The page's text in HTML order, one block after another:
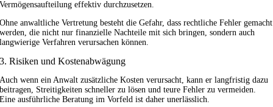
Vermögensaufteilung effektiv durchzusetzen.
Ohne anwaltliche Vertretung besteht die Gefahr, dass rechtliche Fehler gemacht
werden, die nicht nur finanzielle Nachteile mit sich bringen, sondern auch
langwierige Verfahren verursachen können.
3. Risiken und Kostenabwägung
Auch wenn ein Anwalt zusätzliche Kosten verursacht, kann er langfristig dazu
beitragen, Streitigkeiten schneller zu lösen und teure Fehler zu vermeiden.
Eine ausführliche Beratung im Vorfeld ist daher unerlässlich.